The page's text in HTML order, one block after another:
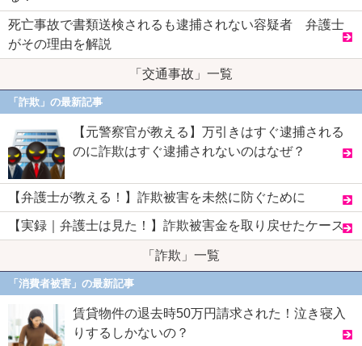
死亡事故で書類送検されるも逮捕されない容疑者 弁護士
がその理由を解説
「交通事故」一覧
「詐欺」の最新記事
【元警察官が教える】万引きはすぐ逮捕される
のに詐欺はすぐ逮捕されないのはなぜ？
【弁護士が教える！】詐欺被害を未然に防ぐために
【実録｜弁護士は見た！】詐欺被害金を取り戻せたケース
「詐欺」一覧
「消費者被害」の最新記事
賃貸物件の退去時50万円請求された！泣き寝入
りするしかないの？